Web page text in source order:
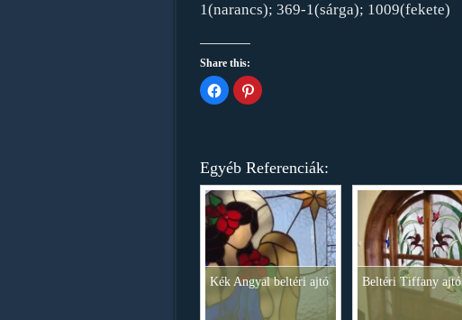
1(narancs); 369-1(sárga); 1009(fekete)
Share this:
Click
to
share
new
window)
Click
to
new
window)
Egyéb Referenciák:
Kék Angyal beltéri ajtó Beltéri Tiffany ajtó